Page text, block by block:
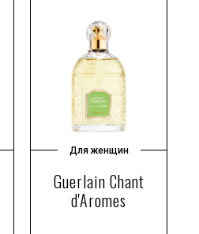
Для женщин
Guerlain Chant
d'Aromes